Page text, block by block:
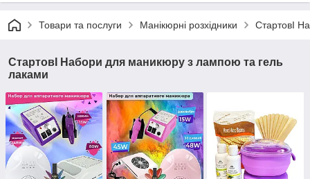
Товари та послуги Манікюрні розхідники СтартовІ
СтартовІ Набори для маникюру з лампою та гель
лаками